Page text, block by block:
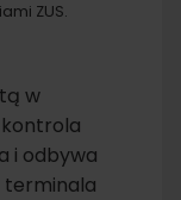
ZUS.
w
kontrola
i odbywa
terminala